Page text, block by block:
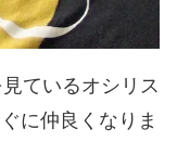
ているオシリス
に仲良くなりま